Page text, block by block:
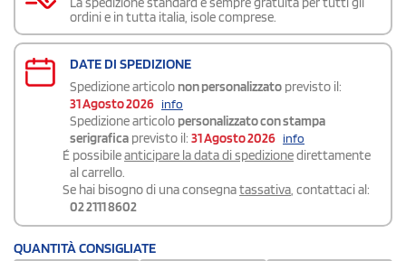
ordini e in tutta italia, isole comprese.
DATE DI SPEDIZIONE
Spedizione articolo non personalizzato previsto il:
31 Agosto 2026 info
Spedizione articolo personalizzato con stampa
serigrafica previsto il: 31 Agosto 2026 info
É possibileanticipare la data di spedizionedirettamente
al carrello.
Se hai bisogno di una consegnatassativa, contattaci al:
02 2111 8602
QUANTITÀ CONSIGLIATE